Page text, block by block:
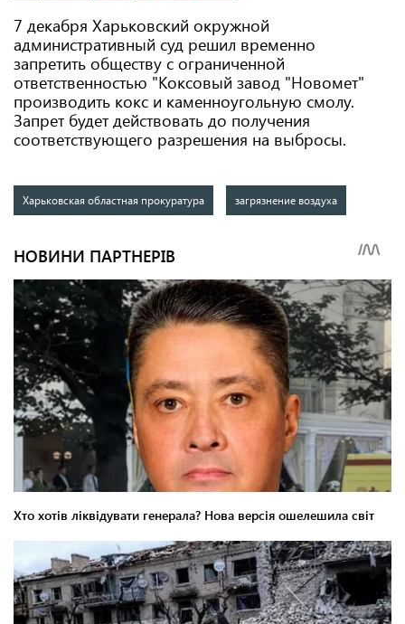
7 декабря Харьковский окружной
административный суд решил временно
запретить обществу с ограниченной
ответственностью "Коксовый завод "Новомет"
производить кокс и каменноугольную смолу.
Запрет будет действовать до получения
соответствующего разрешения на выбросы.
Харьковская областная прокуратура загрязнение воздуха